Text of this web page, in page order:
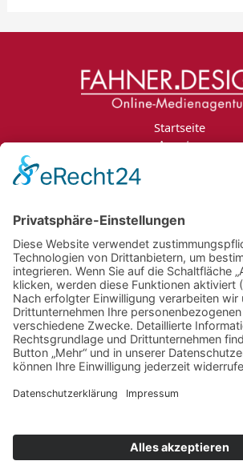
Startseite
Agentur
Blog
Kontakt
Impressum
Datenschutzerklärung
Informationspflichten
Newsletter
Jobs
Bildnachweise
AGB